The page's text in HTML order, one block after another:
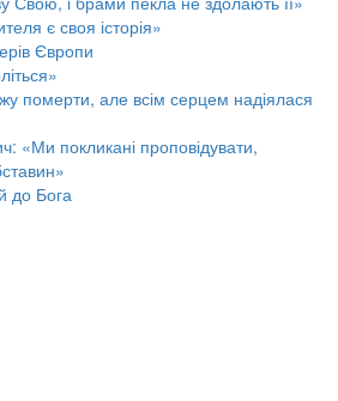
є своя історія»
Європи
померти, але всім серцем надіялася
«Ми покликані проповідувати,
до Бога